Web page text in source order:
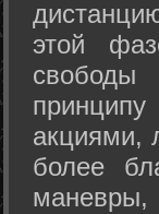
этой
акциями,
более
маневры,